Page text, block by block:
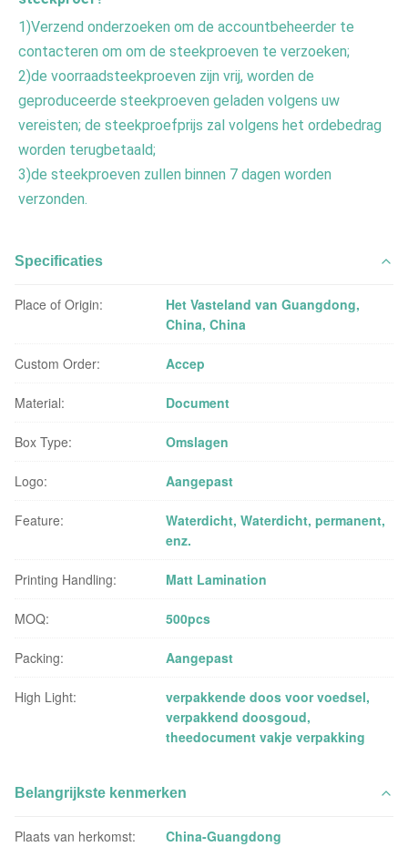
1)Verzend onderzoeken om de accountbeheerder te
contacteren om om de steekproeven te verzoeken;
2)de voorraadsteekproeven zijn vrij, worden de
geproduceerde steekproeven geladen volgens uw
vereisten; de steekproefprijs zal volgens het ordebedrag
worden terugbetaald;
3)de steekproeven zullen binnen 7 dagen worden
verzonden.
Specificaties
Place of Origin:
Het Vasteland van Guangdong,
China, China
Custom Order: Accep
Material: Document
Box Type: Omslagen
Logo: Aangepast
Feature:
Waterdicht, Waterdicht, permanent,
enz.
Printing Handling: Matt Lamination
MOQ: 500pcs
Packing: Aangepast
High Light: verpakkende doos voor voedsel,
verpakkend doosgoud,
theedocument vakje verpakking
Belangrijkste kenmerken
Plaats van herkomst: China-Guangdong